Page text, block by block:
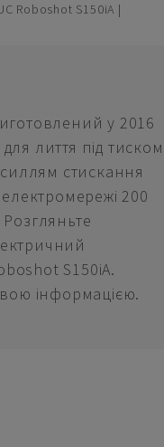
Roboshot S150iA |
у 2016
лиття під тиском
стискання
200
S150iA.
інформацією.